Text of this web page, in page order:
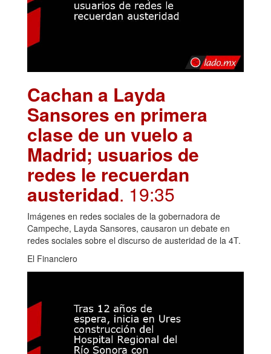
Cachan a Layda
Sansores en primera
clase de un vuelo a
Madrid; usuarios de
redes le recuerdan
austeridad. 19:35
Imágenes en redes sociales de la gobernadora de
Campeche, Layda Sansores, causaron un debate en
redes sociales sobre el discurso de austeridad de la 4T.
El Financiero